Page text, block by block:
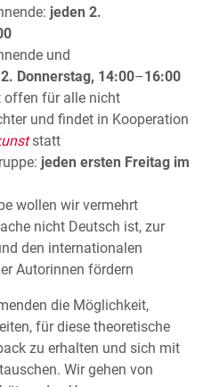
jeden 2.
und
Donnerstag, 14:00–16:00
offen für alle nicht
und findet in Kooperation
statt
jeden ersten Freitag im
wollen wir vermehrt
nicht Deutsch ist, zur
den internationalen
Autorinnen fördern
die Möglichkeit,
für diese theoretische
zu erhalten und sich mit
Wir gehen von